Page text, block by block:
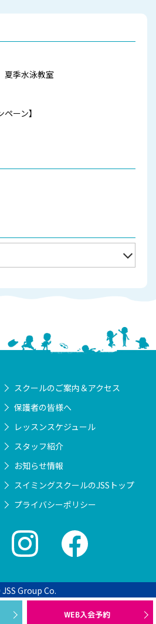
夏季水泳教室
ーン】
スクールのご案内＆アクセス
保護者の皆様へ
レッスンスケジュール
スタッフ紹介
お知らせ情報
スイミングスクールのJSSトップ
プライバシーポリシー
Group Co.
WEB入会予約